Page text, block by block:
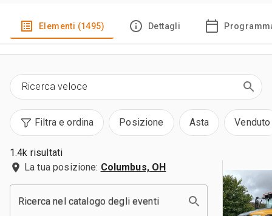
Elementi (1495) Dettagli
Filtra e ordina Posizione Asta Venduto
1.4k risultati
La tua posizione: Columbus, OH
Ricerca nel catalogo degli eventi